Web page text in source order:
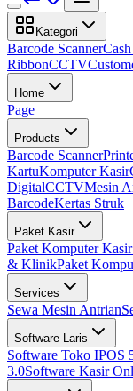
Kategori
Barcode Scanner
RibbonCCTV
Home
Page
Products
Barcode Scanner
KartuKomputer Kasir
DigitalCCTVMesin
BarcodeKertas Struk
Paket Kasir
Paket Komputer
& KlinikPaket
Services
Sewa Mesin Antrian
Software Laris
Software Toko IPOS
3.0Software Kasir